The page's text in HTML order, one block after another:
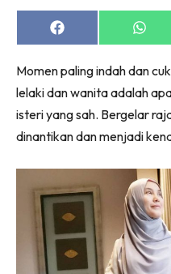
Share
on
Share
on
Momen paling indah dan
lelaki dan wanita adalah
isteri yang sah. Bergelar
dinantikan dan menjadi